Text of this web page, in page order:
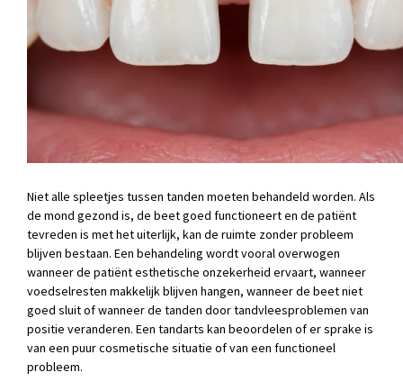
Niet alle spleetjes tussen tanden moeten behandeld worden. Als
de mond gezond is, de beet goed functioneert en de patiënt
tevreden is met het uiterlijk, kan de ruimte zonder probleem
blijven bestaan. Een behandeling wordt vooral overwogen
wanneer de patiënt esthetische onzekerheid ervaart, wanneer
voedselresten makkelijk blijven hangen, wanneer de beet niet
goed sluit of wanneer de tanden door tandvleesproblemen van
positie veranderen. Een tandarts kan beoordelen of er sprake is
van een puur cosmetische situatie of van een functioneel
probleem.